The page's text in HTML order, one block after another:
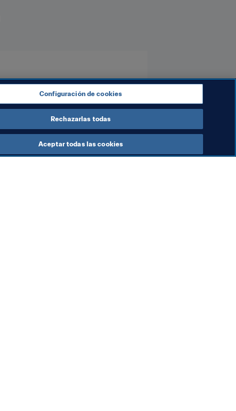
Configuración de cookies
Rechazarlas todas
Aceptar todas las cookies